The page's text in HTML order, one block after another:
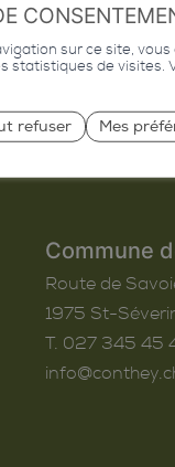
Commune
Route de
1975 St-
T. 027 345 45
sur ce site,
statistiques de visites.
refuser Mes